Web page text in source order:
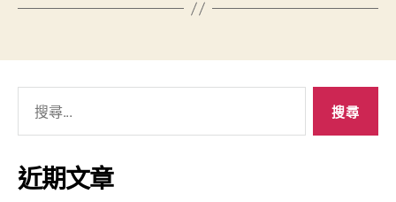
關
鍵
字:
近期文章